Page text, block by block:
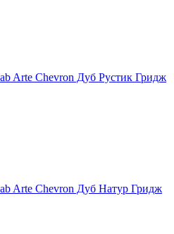
Arte Chevron Дуб Рустик Гридж
Arte Chevron Дуб Натур Гридж